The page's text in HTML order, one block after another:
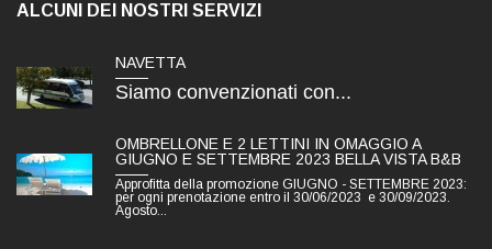
ALCUNI DEI NOSTRI SERVIZI
NAVETTA
Siamo convenzionati con...
OMBRELLONE E 2 LETTINI IN OMAGGIO A
GIUGNO E SETTEMBRE 2023 BELLA VISTA B&B
Approfitta della promozione GIUGNO - SETTEMBRE 2023:
per ogni prenotazione entro il 30/06/2023 e 30/09/2023.
Agosto...